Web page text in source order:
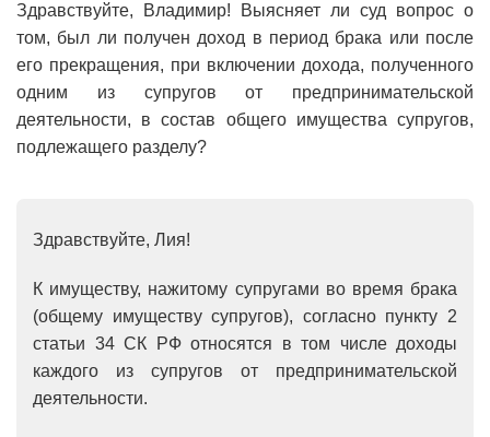
Здравствуйте, Владимир! Выясняет ли суд вопрос о
том, был ли получен доход в период брака или после
его прекращения, при включении дохода, полученного
одним из супругов от предпринимательской
деятельности, в состав общего имущества супругов,
подлежащего разделу?
Здравствуйте, Лия!
К имуществу, нажитому супругами во время брака
(общему имуществу супругов), согласно пункту 2
статьи 34 СК РФ относятся в том числе доходы
каждого из супругов от предпринимательской
деятельности.